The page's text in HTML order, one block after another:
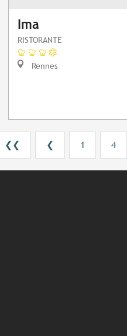
Ima
RISTORANTE
Rennes
❮❮ ❮ 1 4